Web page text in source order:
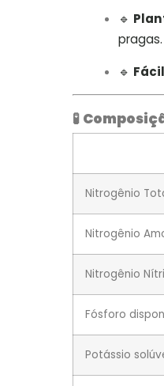
🔹
pragas.
🔹
🧪
Nitrogênio
Nitrogênio
Nitrogênio
Fósforo
Potássio